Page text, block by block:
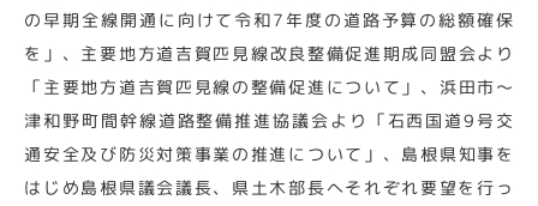
の早期全線開通に向けて令和7年度の道路予算の総額確保
を」、主要地方道吉賀匹見線改良整備促進期成同盟会より
「主要地方道吉賀匹見線の整備促進について」、浜田市～
津和野町間幹線道路整備推進協議会より「石西国道9号交
通安全及び防災対策事業の推進について」、島根県知事を
はじめ島根県議会議長、県土木部長へそれぞれ要望を行っ